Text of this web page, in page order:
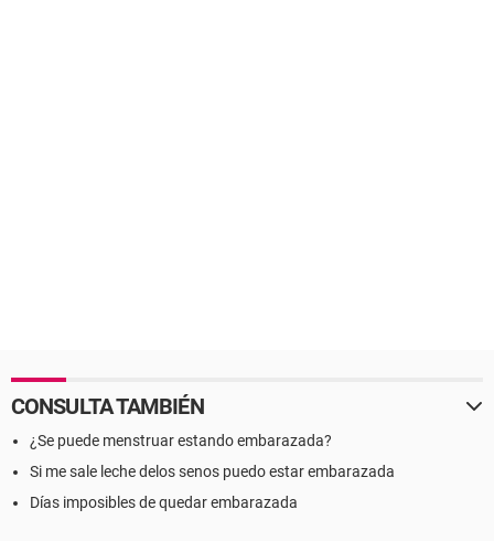
CONSULTA TAMBIÉN
¿Se puede menstruar estando embarazada?
Si me sale leche delos senos puedo estar embarazada
Días imposibles de quedar embarazada